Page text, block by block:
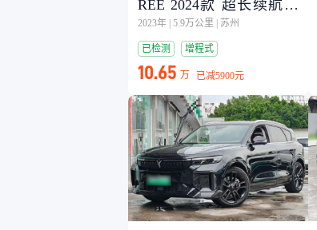
REE 2024款 超长续航智
驾版
2023年 5.9万公里 苏州
已检测 增程式
10.65 万 已减5900元